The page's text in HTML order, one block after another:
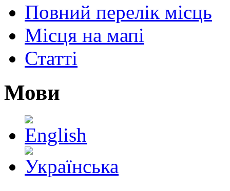
Повний перелік місць
Місця на мапі
Статті
Мови